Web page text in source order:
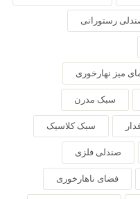
رستورانی
میز نهارخوری
سبک مدرن
سبک کلاسیک
صندلی فلزی
فضای ناهارخوری